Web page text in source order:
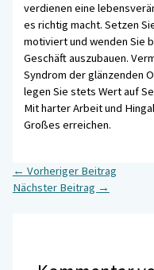
verdienen eine
es richtig macht. Setzen
motiviert und wenden Sie
Geschäft auszubauen.
Syndrom der glänzenden
legen Sie stets Wert auf
Mit harter Arbeit und
Großes erreichen.
← Vorheriger Beitrag
Nächster Beitrag →